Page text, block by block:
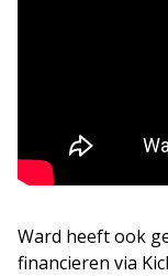
Ward heeft ook
financieren via